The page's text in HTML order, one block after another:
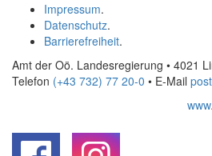
Impressum.
Datenschutz.
Barrierefreiheit.
Amt der Oö. Landesregierung • 4021
Telefon (+43 732) 77 20-0 • E-Mail